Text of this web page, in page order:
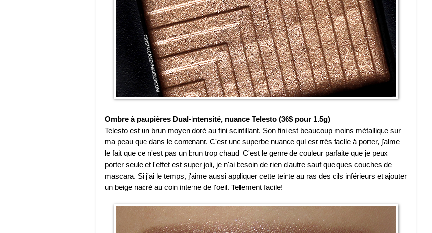
Ombre à paupières Dual-Intensité, nuance Telesto (36$ pour 1.5g)
Telesto est un brun moyen doré au fini scintillant. Son fini est beaucoup moins métallique sur
ma peau que dans le contenant. C'est une superbe nuance qui est très facile à porter, j'aime
le fait que ce n'est pas un brun trop chaud! C'est le genre de couleur parfaite que je peux
porter seule et l'effet est super joli, je n'ai besoin de rien d'autre sauf quelques couches de
mascara. Si j'ai le temps, j'aime aussi appliquer cette teinte au ras des cils inférieurs et ajouter
un beige nacré au coin interne de l'oeil. Tellement facile!